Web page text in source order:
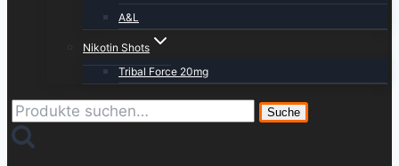
A&L
Nikotin Shots
Tribal Force 20mg
Suche
nach:
Suche